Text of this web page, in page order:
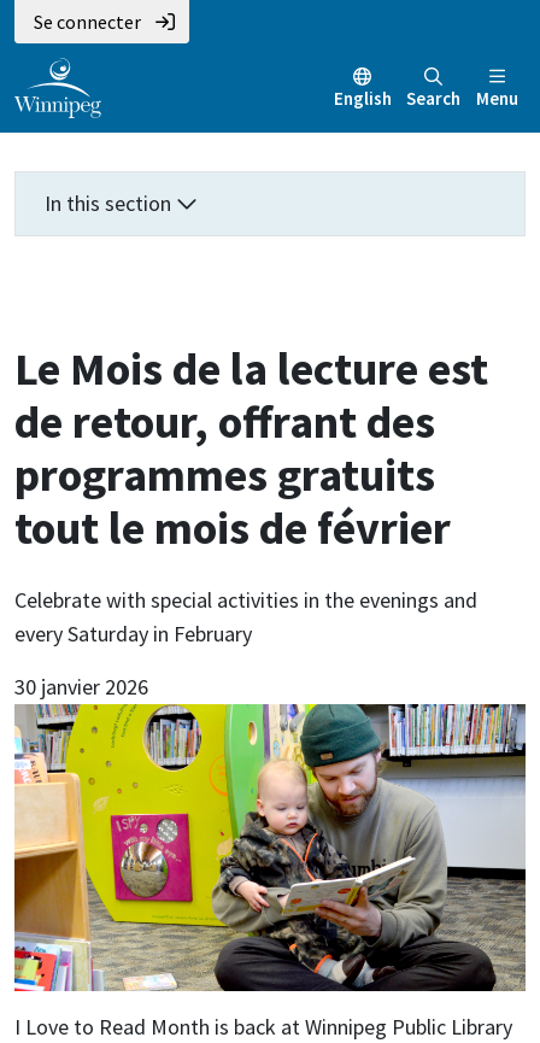
Aller
au
contenu
principal
Skip
to
main
menu
Skip
to
footer
Se connecter
English Search Menu
In this section
Le Mois de la lecture est
de retour, offrant des
programmes gratuits
tout le mois de février
Celebrate with special activities in the evenings and
every Saturday in February
30 janvier 2026
I Love to Read Month is back at Winnipeg Public Library